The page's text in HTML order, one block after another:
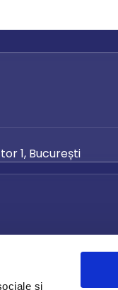
și
1, București